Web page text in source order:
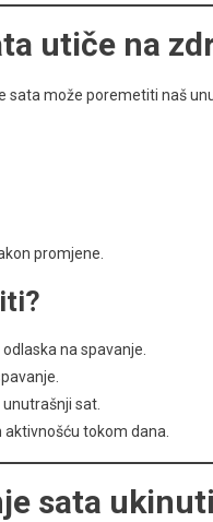
utiče na
sata može poremetiti naš
promjene.
na spavanje.
sat.
tokom dana.
sata